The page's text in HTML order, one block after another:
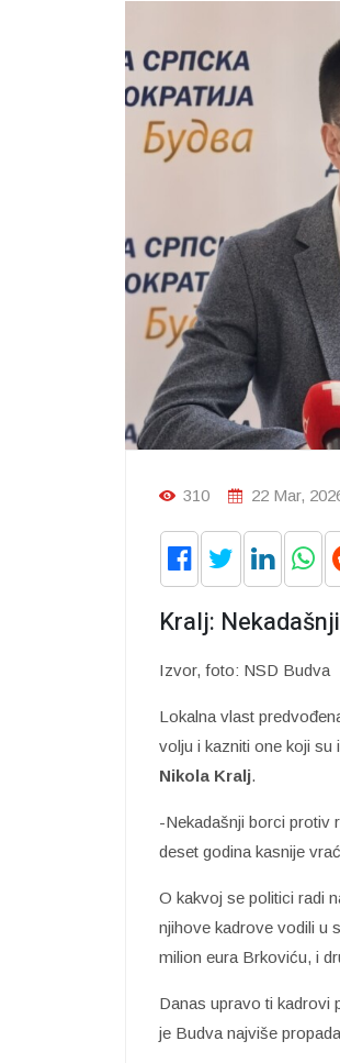
310 22 Mar,
Kralj:
Izvor, foto: NSD Budva
Lokalna vlast
volju i kazniti one koji
Nikola Kralj.
-Nekadašnji borci protiv
deset godina kasnije
O kakvoj se politici radi
njihove kadrove vodili u
milion eura Brkoviću, i
Danas upravo ti kadrovi
je Budva najviše